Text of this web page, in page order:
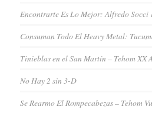
Encontrarte Es Lo Mejor: Alfredo Socci
Consuman Todo El Heavy Metal:
Tinieblas en el San Martín – Tehom XX
No Hay 2 sin 3-D
Se Rearmo El Rompecabezas – Tehom